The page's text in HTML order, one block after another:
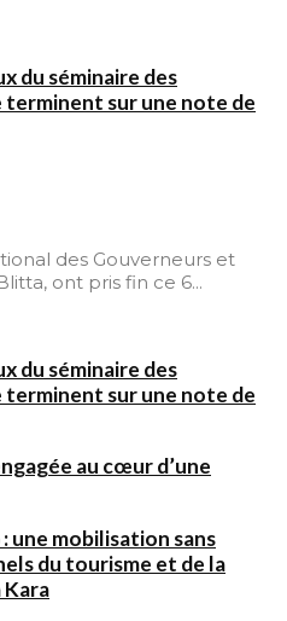
du séminaire des
sur une note de
des Gouverneurs et
ont pris fin ce 6...
du séminaire des
sur une note de
au cœur d’une
une mobilisation sans
du tourisme et de la
Kara